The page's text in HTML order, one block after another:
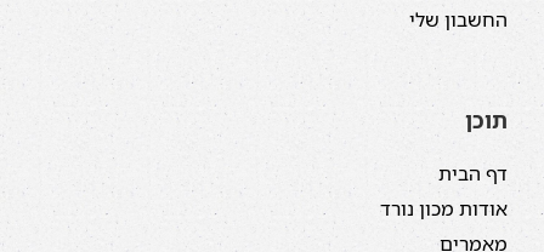
החשבון שלי
תוכן
דף הבית
אודות מכון נורד
מאמרים